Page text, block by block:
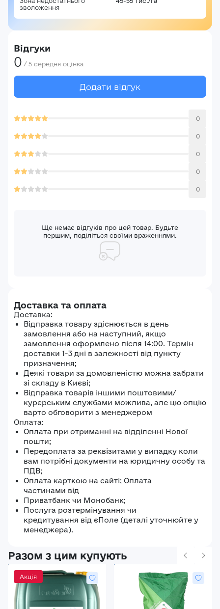
зволоження
Відгуки
0 / 5 середня оцінка
Додати відгук
0
0
0
0
0
Ще немає відгуків про цей товар. Будьте
першим, поділіться своїми враженнями.
Доставка та оплата
Доставка:
Відправка товару здіснюється в день
замовлення або на наступний, якщо
замовлення оформлено після 14:00. Термін
доставки 1-3 дні в залежності від пункту
призначення;
Деякі товари за домовленістю можна забрати
зі складу в Києві;
Відправка товарів іншими поштовими/
курєрським службами можлива, але цю опцію
варто обговорити з менеджером
Оплата:
Оплата при отриманні на відділенні Нової
пошти;
Передоплата за реквізитами у випадку коли
вам потрібні документи на юридичну особу та
ПДВ;
Оплата карткою на сайті; Оплата
частинами від
Приватбанк чи Монобанк;
Послуга розтермінування чи
кредитування від єПоле (деталі уточнюйте у
менеджера).
Разом з цим купують
Акція
Ваша оцінка
Авторизація
Пароль*
Забули пароль? Реєстрація
Увійти